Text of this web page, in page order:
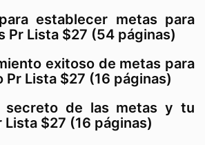
establecer metas para
Pr Lista $27 (54 páginas)
exitoso de metas para
Pr Lista $27 (16 páginas)
secreto de las metas y tu
Lista $27 (16 páginas)